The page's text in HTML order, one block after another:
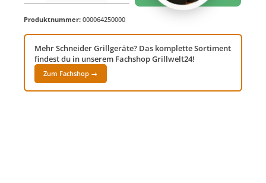
Produktnummer: 000064250000
Mehr Schneider Grillgeräte? Das komplette Sortiment
findest du in unserem Fachshop Grillwelt24!
Zum Fachshop →